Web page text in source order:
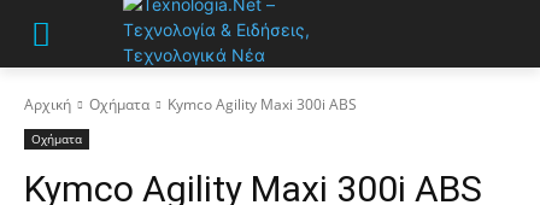
Αρχική Οχήματα Kymco Agility Maxi 300i ABS
Οχήματα
Kymco Agility Maxi 300i ABS